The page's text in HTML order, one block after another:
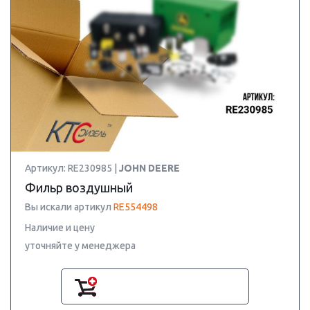
Артикул: RE230985 | JOHN DEERE
Фильр воздушный
Вы искали артикул RE554498
Наличие и цену
уточняйте у менеджера